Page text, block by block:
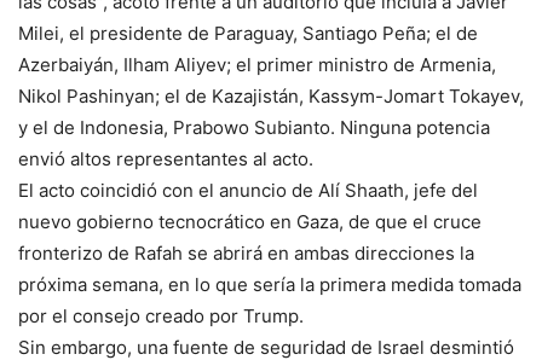
Milei, el presidente de Paraguay, Santiago Peña; el de
Azerbaiyán, Ilham Aliyev; el primer ministro de Armenia,
Nikol Pashinyan; el de Kazajistán, Kassym-Jomart Tokayev,
y el de Indonesia, Prabowo Subianto. Ninguna potencia
envió altos representantes al acto.
El acto coincidió con el anuncio de Alí Shaath, jefe del
nuevo gobierno tecnocrático en Gaza, de que el cruce
fronterizo de Rafah se abrirá en ambas direcciones la
próxima semana, en lo que sería la primera medida tomada
por el consejo creado por Trump.
Sin embargo, una fuente de seguridad de Israel desmintió